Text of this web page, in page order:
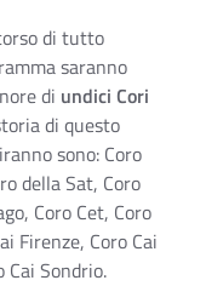
di tutto
saranno
di undici Cori
di questo
sono: Coro
della Sat, Coro
Coro Cet, Coro
Firenze, Coro Cai
Cai Sondrio.